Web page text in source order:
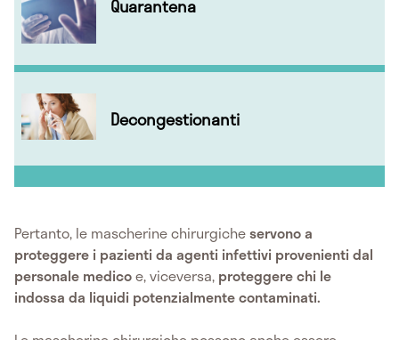
Quarantena
Decongestionanti
Pertanto, le mascherine chirurgicheservono a
proteggere i pazienti da agenti infettivi provenienti dal
personale medicoe, viceversa, proteggere chi le
indossa da liquidi potenzialmente contaminati.